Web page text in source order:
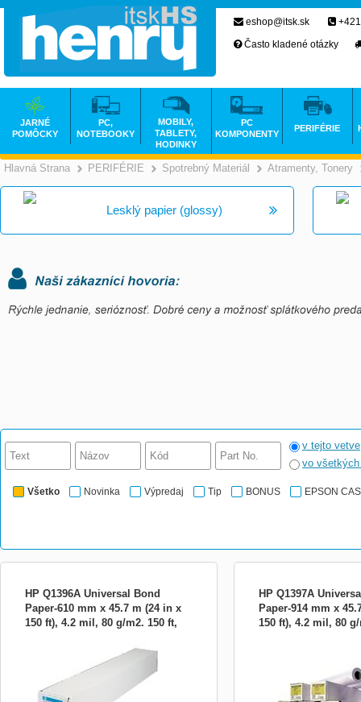
Hlavná Strana >
PERIFÉRIE >
Spotrebný Materiál >
Atramenty, Tonery
Lesklý papier (glossy)
v tejto vetve
vo
Všetko Novinka Výpredaj Tip BONUS EPSON
HP Q1396A Universal Bond
Paper-610 mm x 45.7 m (24 in x
150 ft), 4.2 mil, 80 g/m2. 150 ft,
g/m2 dle testovací normy ISO 536.
Univerzální papír HP Universal Inkjet Bond
Paper je úsporný papír na černobílé a
barevné výkresy. Ideální pro technické
aplikace vyžadující vy...
HP Q1397A
Paper-914 mm x
150 ft), 4.2 mil, 80
farby. Pre použitie v HP
350, 430, 450C, 455C,
700, 750C, 755C, 8...
eshop@itsk.sk
Často kladené otázky
JARNÉ
POMÔCKY
PC,
NOTEBOOKY
MOBILY,
TABLETY,
HODINKY
PC
KOMPONENTY
PERIFÉRIE